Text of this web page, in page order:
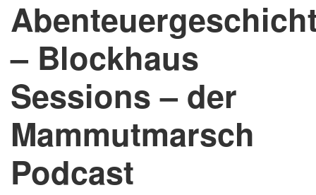
– Blockhaus
Sessions – der
Mammutmarsch
Podcast